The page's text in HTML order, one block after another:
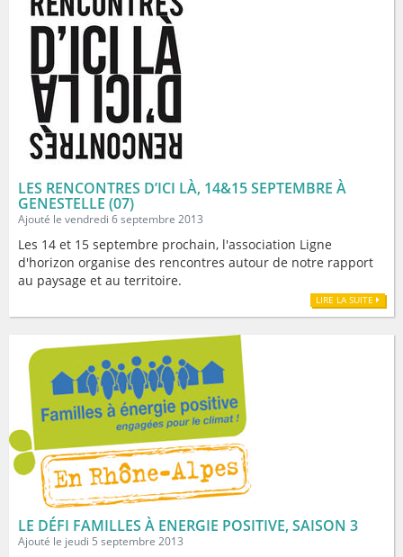
LES RENCONTRES D’ICI LÀ, 14&15 SEPTEMBRE À
GENESTELLE (07)
Ajouté le vendredi 6 septembre 2013
Les 14 et 15 septembre prochain, l'association Ligne
d'horizon organise des rencontres autour de notre rapport
au paysage et au territoire.
LIRE LA SUITE
LE DÉFI FAMILLES À ENERGIE POSITIVE, SAISON 3
Ajouté le jeudi 5 septembre 2013